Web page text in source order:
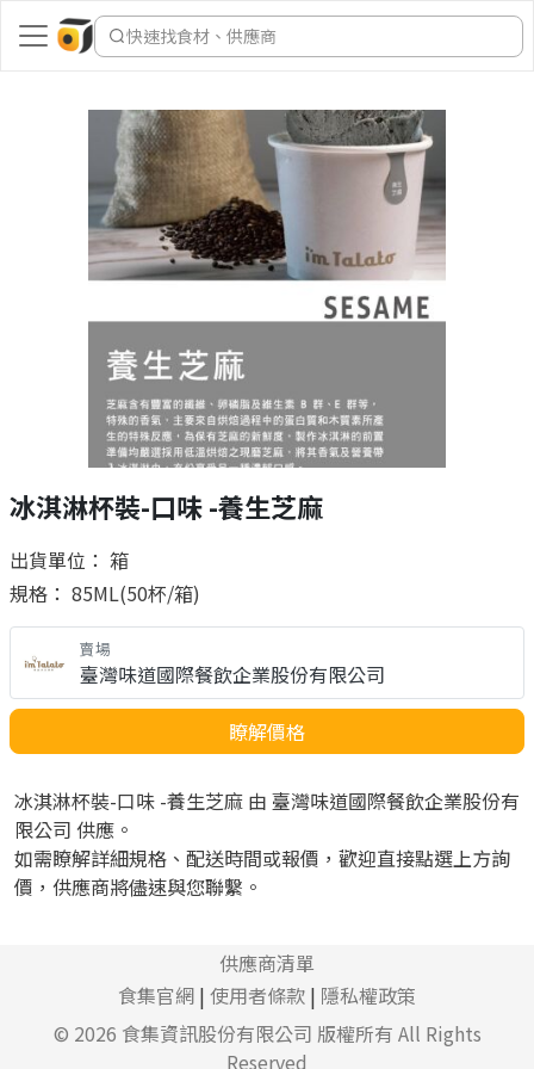
快速找食材、供應商
冰淇淋杯裝-口味 -養生芝麻
出貨單位： 箱
規格： 85ML(50杯/箱)
賣場
臺灣味道國際餐飲企業股份有限公司
瞭解價格
冰淇淋杯裝-口味 -養生芝麻 由 臺灣味道國際餐飲企業股份有
限公司 供應。
如需瞭解詳細規格、配送時間或報價，歡迎直接點選上方詢
價，供應商將儘速與您聯繫。
供應商清單
食集官網 | 使用者條款 | 隱私權政策
© 2026 食集資訊股份有限公司 版權所有 All Rights
Reserved